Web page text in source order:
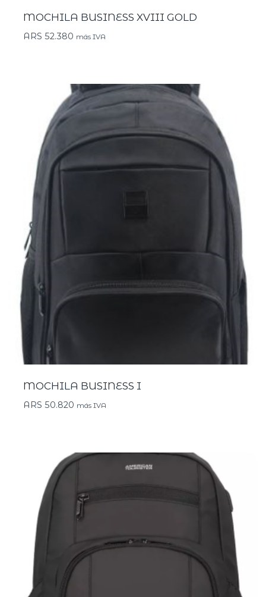
MOCHILA BUSINESS XVIII GOLD
ARS 52.380 más IVA
MOCHILA BUSINESS I
ARS 50.820 más IVA